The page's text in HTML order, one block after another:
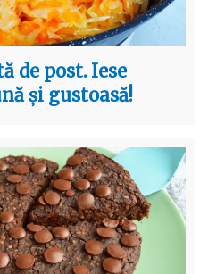
de post. Iese
și gustoasă!